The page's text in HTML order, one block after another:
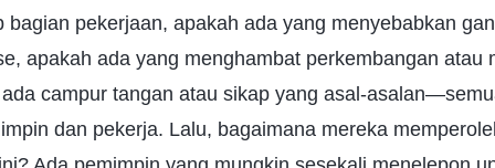
bagian pekerjaan, apakah ada yang menyebabkan
apakah ada yang menghambat perkembangan atau
campur tangan atau sikap yang asal-
dan pekerja. Lalu, bagaimana mereka